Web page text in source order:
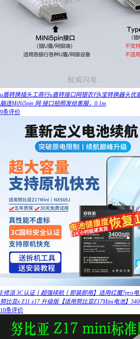
u盾转换插头工商行u盾转接口网银农行k宝转换器头优
脑连MiNi5pin 网 接口拍照发给客服，0.1m
9条评价
E修派 3C认证丨超强续航丨即装即用】适用红魔7pro
努比亚x Z11 z17 升级版【适用努比亚Z17Mini电池】
10条评价